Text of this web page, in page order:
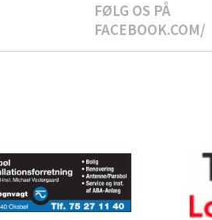
FØLG OS PÅ
FACEBOOK.COM/